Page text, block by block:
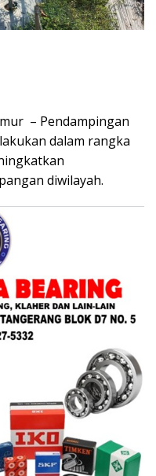
– Pendampingan
dalam rangka
diwilayah.